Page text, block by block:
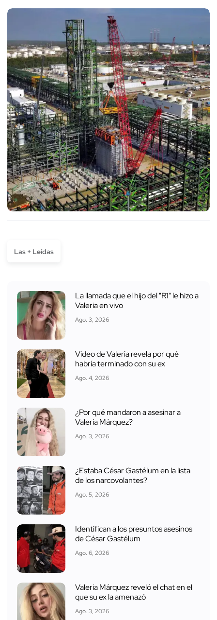
Las + Leídas
La llamada que el hijo del "R1" le hizo a
Valeria en vivo
Ago. 3, 2026
Video de Valeria revela por qué
habría terminado con su ex
Ago. 4, 2026
¿Por qué mandaron a asesinar a
Valeria Márquez?
Ago. 3, 2026
¿Estaba César Gastélum en la lista
de los narcovolantes?
Ago. 5, 2026
Identifican a los presuntos asesinos
de César Gastélum
Ago. 6, 2026
Valeria Márquez reveló el chat en el
que su ex la amenazó
Ago. 3, 2026